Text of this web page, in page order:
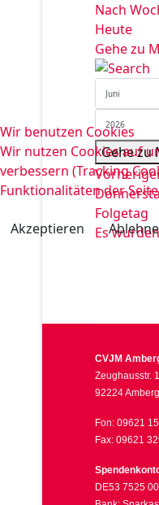
Nach
Heute
Gehe zu
Gehe zu
Folgetag
Es
CVJM
Zeughausstr.
92224 Amberg
Fon: 09621
Fax: 09621
DE53 7525
Wir benutzen Cookies
Wir nutzen Cookies auf
verbessern (Tracking
Funktionalitäten der
Akzeptieren